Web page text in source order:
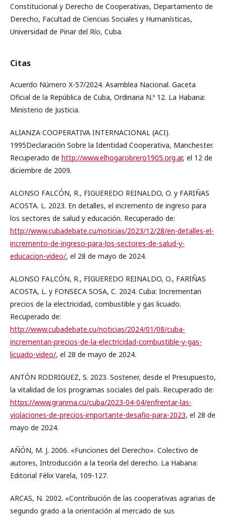
Constitucional y Derecho de Cooperativas, Departamento de
Derecho, Facultad de Ciencias Sociales y Humanísticas,
Universidad de Pinar del Río, Cuba.
Citas
Acuerdo Número X-57/2024. Asamblea Nacional. Gaceta
Oficial de la República de Cuba, Ordinaria N.º 12. La Habana:
Ministerio de Justicia.
ALIANZA COOPERATIVA INTERNACIONAL (ACI).
1995Declaración Sobre la Identidad Cooperativa, Manchester.
Recuperado de http://www.elhogarobrero1905.org.ar, el 12 de
diciembre de 2009.
ALONSO FALCÓN, R., FIGUEREDO REINALDO, O. y FARIÑAS
ACOSTA. L. 2023. En detalles, el incremento de ingreso para
los sectores de salud y educación. Recuperado de:
http://www.cubadebate.cu/noticias/2023/12/28/en-detalles-el-
incremento-de-ingreso-para-los-sectores-de-salud-y-
educacion-video/, el 28 de mayo de 2024.
ALONSO FALCÓN, R., FIGUEREDO REINALDO, O., FARIÑAS
ACOSTA, L. y FONSECA SOSA, C. 2024. Cuba: Incrementan
precios de la electricidad, combustible y gas licuado.
Recuperado de:
http://www.cubadebate.cu/noticias/2024/01/08/cuba-
incrementan-precios-de-la-electricidad-combustible-y-gas-
licuado-video/, el 28 de mayo de 2024.
ANTÓN RODRIGUEZ, S. 2023. Sostener, desde el Presupuesto,
la vitalidad de los programas sociales del país. Recuperado de:
https://www.granma.cu/cuba/2023-04-04/enfrentar-las-
violaciones-de-precios-importante-desafio-para-2023, el 28 de
mayo de 2024.
AÑÓN, M. J. 2006. «Funciones del Derecho». Colectivo de
autores, Introducción a la teoría del derecho. La Habana:
Editorial Félix Varela, 109-127.
ARCAS, N. 2002. «Contribución de las cooperativas agrarias de
segundo grado a la orientación al mercado de sus